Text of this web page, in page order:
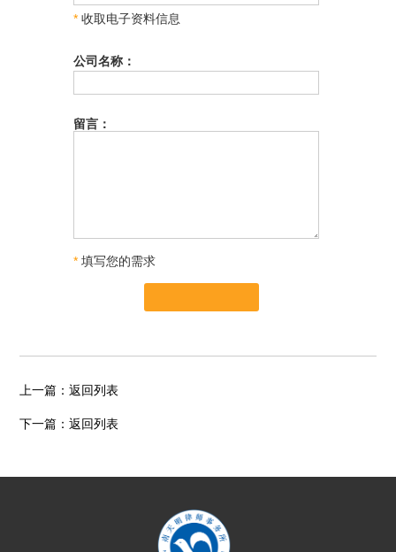
*收取电子资料信息
公司名称：
留言：
*填写您的需求
上一篇：返回列表
下一篇：返回列表